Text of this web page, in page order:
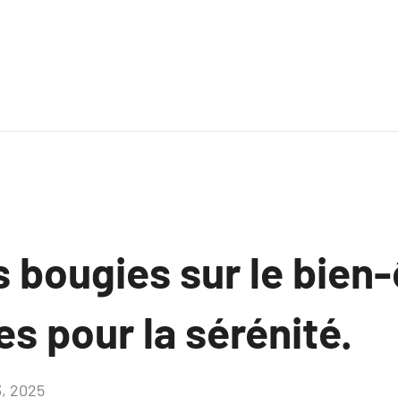
bougies sur le
pour la sérénité.
2025